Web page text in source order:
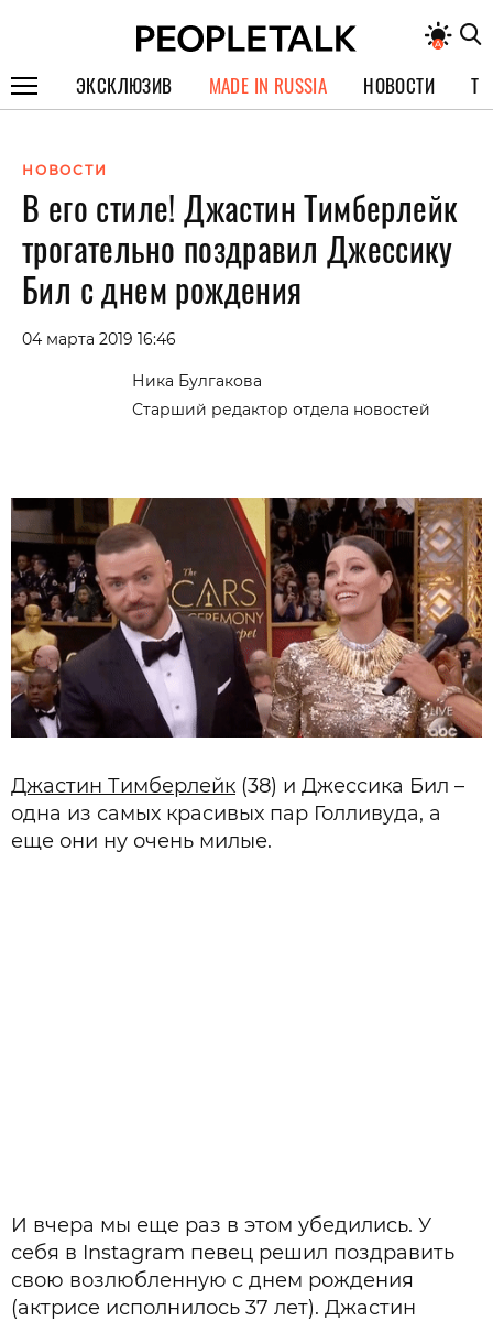
ЭКСКЛЮЗИВ
СПЕЦПРОЕКТЫ
ИНТЕРВЬЮ
ПОКОЛЕНИЕ
MADE IN RUSSIA НОВОСТИ
НОВОСТИ
В его стиле! Джастин Тимберлейк
трогательно поздравил Джессику
Бил с днем рождения
04 марта 2019 16:46
Ника Булгакова
Старший редактор отдела новостей
Джастин Тимберлейк (38) и Джессика Бил –
одна из самых красивых пар Голливуда, а
еще они ну очень милые.
И вчера мы еще раз в этом убедились. У
себя в Instagram певец решил поздравить
свою возлюбленную с днем рождения
(актрисе исполнилось 37 лет). Джастин